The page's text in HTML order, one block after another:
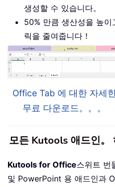
생성할 수 있습니다。
50% 만큼 생산성을 높
릭을 줄여줍니다！
Office Tab 에 대한 자세
무료 다운로드。。。
모든 Kutools 애드인。
Kutools for Office스위트 번
및 PowerPoint 용 애드인과